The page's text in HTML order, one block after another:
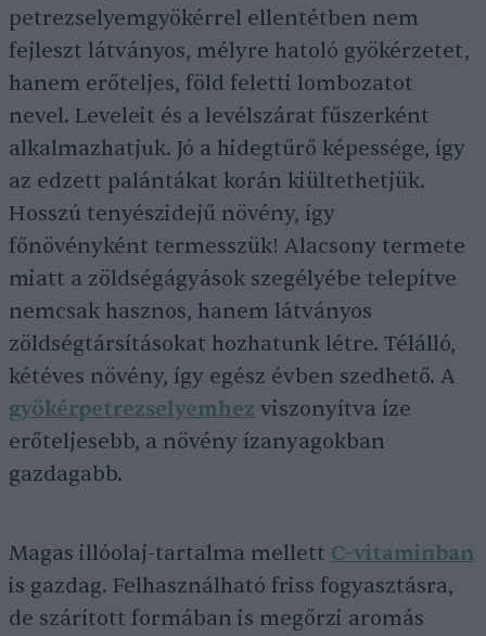
petrezselyemgyökérrel ellentétben nem
fejleszt látványos, mélyre hatoló gyökérzetet,
hanem erőteljes, föld feletti lombozatot
nevel. Leveleit és a levélszárat fűszerként
alkalmazhatjuk. Jó a hidegtűrő képessége, így
az edzett palántákat korán kiültethetjük.
Hosszú tenyészidejű növény, így
főnövényként termesszük! Alacsony termete
miatt a zöldségágyások szegélyébe telepítve
nemcsak hasznos, hanem látványos
zöldségtársításokat hozhatunk létre. Télálló,
kétéves növény, így egész évben szedhető. A
gyökérpetrezselyemhez viszonyítva íze
erőteljesebb, a növény ízanyagokban
gazdagabb.
Magas illóolaj-tartalma mellett C-vitaminban
is gazdag. Felhasználható friss fogyasztásra,
de szárított formában is megőrzi aromás